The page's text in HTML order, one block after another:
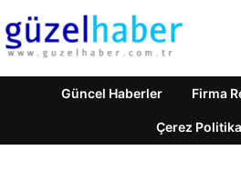
Güncel Haberler Firma
Çerez